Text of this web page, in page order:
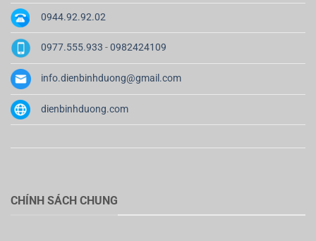
0944.92.92.02
0977.555.933 -0982424109
info.dienbinhduong@gmail.com
dienbinhduong.com
CHÍNH SÁCH CHUNG